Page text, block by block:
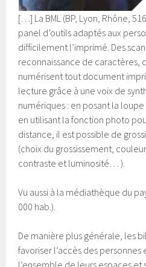
[…] La BML (BP, Lyon, Rhône,
panel d’outils adaptés aux
difficilement l’imprimé. Des
reconnaissance de caractères,
numérisent tout document
lecture grâce à une voix de
numériques : en posant la
en utilisant la fonction photo
distance, il est possible de
(choix du grossissement,
contraste et luminosité… ).
Vu aussi à la médiathèque du
000 hab.).
De manière plus générale, les
favoriser l’accès des